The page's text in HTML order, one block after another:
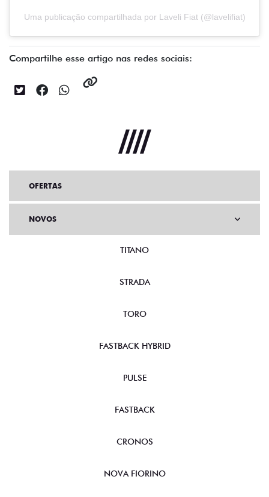
Uma publicação compartilhada por Laveli Fiat (@lavelifiat)
Compartilhe esse artigo nas redes sociais:
OFERTAS
NOVOS
TITANO
STRADA
TORO
FASTBACK HYBRID
PULSE
FASTBACK
CRONOS
NOVA FIORINO